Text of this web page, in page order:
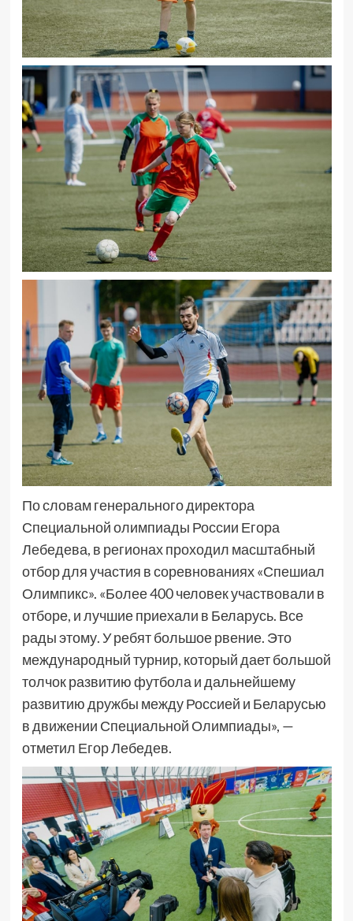
По словам генерального директора
Специальной олимпиады России Егора
Лебедева, в регионах проходил масштабный
отбор для участия в соревнованиях «Спешиал
Олимпикс». «Более 400 человек участвовали в
отборе, и лучшие приехали в Беларусь. Все
рады этому. У ребят большое рвение. Это
международный турнир, который дает большой
толчок развитию футбола и дальнейшему
развитию дружбы между Россией и Беларусью
в движении Специальной Олимпиады», —
отметил Егор Лебедев.